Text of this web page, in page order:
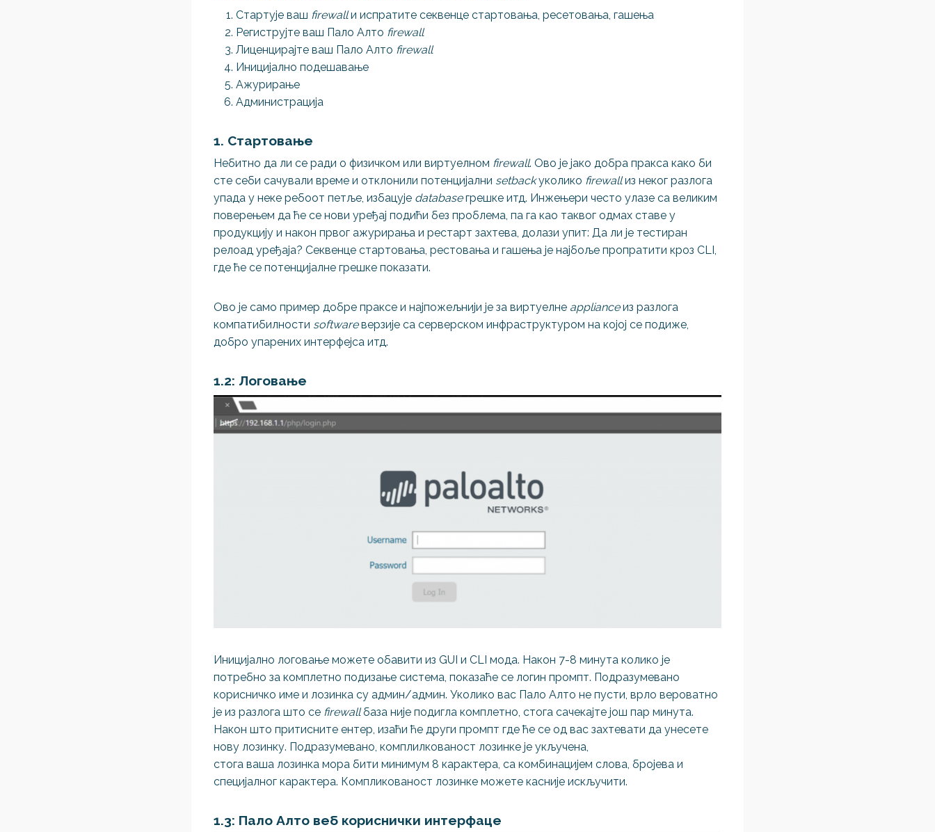
Стартује ваш firewallи испратите секвенце стартовања, ресетовања, гашења
Региструјте ваш Пало Алто firewall
Лиценцирајте ваш Пало Алто firewall
Иницијално подешавање
Ажурирање
Администрација
1. Стартовање
Небитно да ли се ради о физичком или виртуелном firewall. Ово је јако добра пракса како би
сте себи сачували време и отклонили потенцијални setbackуколико firewallиз неког разлога
упада у неке ребоот петље, избацује databaseгрешке итд. Инжењери често улазе са великим
поверењем да ће се нови уређај подићи без проблема, па га као таквог одмах ставе у
продукцију и након првог ажурирања и рестарт захтева, долази упит: Да ли је тестиран
релоад уређаја? Секвенце стартовања, рестовања и гашења је најбоље пропратити кроз CLI,
где ће се потенцијалне грешке показати.
Ово је само пример добре праксе и најпожељнији је за виртуелне applianceиз разлога
компатибилности softwareверзије са серверском инфраструктуром на којој се подиже,
добро упарених интерфејса итд.
1.2: Логовање
Иницијално логовање можете обавити из GUI и CLI мода. Након 7-8 минута колико је
потребно за комплетно подизање система, показаће се логин промпт. Подразумевано
корисничко име и лозинка су админ/админ. Уколико вас Пало Алто не пусти, врло вероватно
је из разлога што се firewallбаза није подигла комплетно, стога сачекајте још пар минута.
Након што притисните ентер, изаћи ће други промпт где ће се од вас захтевати да унесете
нову лозинку. Подразумевано, комплилкованост лозинке је укључена,
стога ваша лозинка мора бити минимум 8 карактера, са комбинацијем слова, бројева и
специјалног карактера. Компликованост лозинке можете касније искључити.
1.3: Пало Алто веб кориснички интерфаце